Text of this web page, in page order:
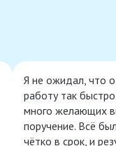
Я не ожидал, что
работу так
много желающих
поручение. Всё
чётко в срок, и